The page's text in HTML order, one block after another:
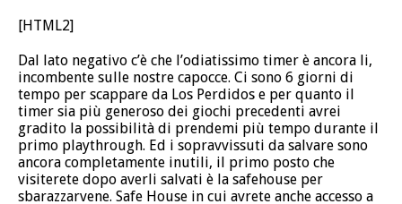
[HTML2]
Dal lato negativo c’è che l’odiatissimo timer è ancora li,
incombente sulle nostre capocce. Ci sono 6 giorni di
tempo per scappare da Los Perdidos e per quanto il
timer sia più generoso dei giochi precedenti avrei
gradito la possibilità di prendemi più tempo durante il
primo playthrough. Ed i sopravvissuti da salvare sono
ancora completamente inutili, il primo posto che
visiterete dopo averli salvati è la safehouse per
sbarazzarvene. Safe House in cui avrete anche accesso a